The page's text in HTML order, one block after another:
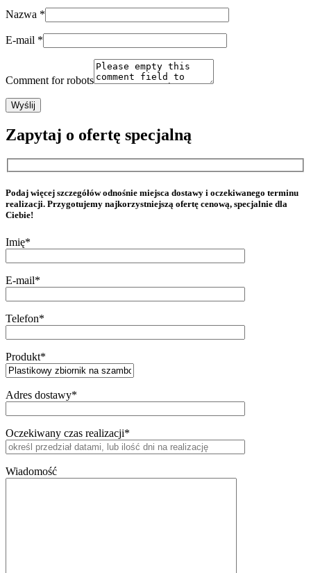
Nazwa *
E-mail *
Comment for robots
Zapytaj o ofertę specjalną
Podaj więcej szczegółów odnośnie miejsca dostawy i oczekiwanego terminu
realizacji. Przygotujemy najkorzystniejszą ofertę cenową, specjalnie dla
Ciebie!
Imię*
E-mail*
Telefon*
Produkt*
Adres dostawy*
Oczekiwany czas realizacji*
Wiadomość